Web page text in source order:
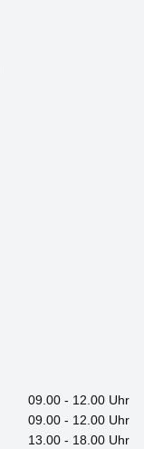
09.00 - 12.00 Uhr
09.00 - 12.00 Uhr
13.00 - 18.00 Uhr